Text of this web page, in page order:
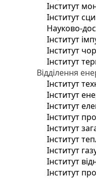
Інститут
Інститут
Науково-
Інститут
Інститут
Інститут
Відділення
Інститут
Інститут
Інститут
Інститут
Інститут
Інститут
Інститут
Інститут
Інститут